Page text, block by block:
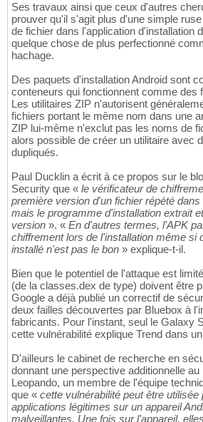
Ses travaux ainsi que ceux d'autres
prouver qu'il s'agit plus d'une simple
de fichier dans l'application d'installation
quelque chose de plus perfectionné
hachage.
Des paquets d'installation Android sont
conteneurs qui fonctionnent comme des
Les utilitaires ZIP n'autorisent
fichiers portant le même nom dans une
ZIP lui-même n'exclut pas les noms de
alors possible de créer un utilitaire avec
dupliqués.
Paul Ducklin a écrit à ce propos sur le
Security que « le vérificateur de
première version d'un fichier répété
mais le programme d'installation extrait
version ». « En d'autres termes, l'APK
chiffrement lors de l'installation même si
installé n'est pas le bon » explique-t-il.
Bien que le potentiel de l'attaque est
(de la classes.dex de type) doivent être
Google a déjà publié un correctif de
deux failles découvertes par Bluebox à
fabricants. Pour l'instant, seul le Galaxy
cette vulnérabilité explique Trend dans
D'ailleurs le cabinet de recherche en
donnant une perspective additionnelle
Leopando, un membre de l'équipe
que « cette vulnérabilité peut être
applications légitimes sur un appareil
malveillantes. Une fois sur l'appareil,